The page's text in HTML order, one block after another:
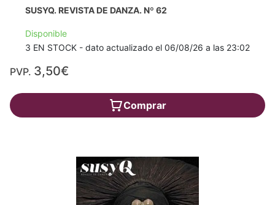
SUSYQ. REVISTA DE DANZA. Nº 62
Disponible
3 EN STOCK - dato actualizado el 06/08/26 a las 23:02
PVP. 3,50€
Comprar